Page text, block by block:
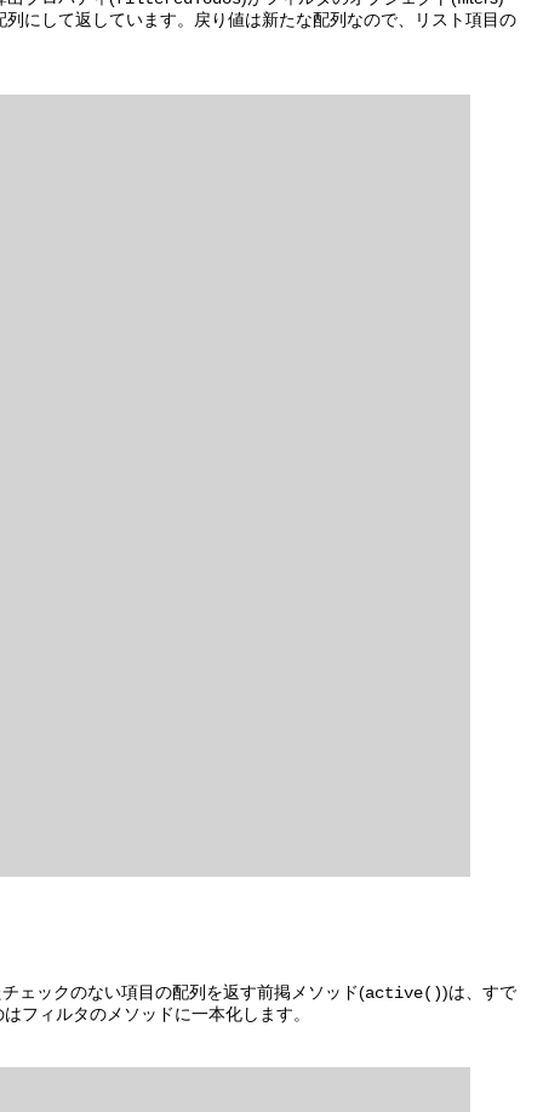
にして返しています。戻り値は新たな配列なので、リスト項目の
ェックのない項目の配列を返す前掲メソッド(active())は、すで
フィルタのメソッドに一本化します。